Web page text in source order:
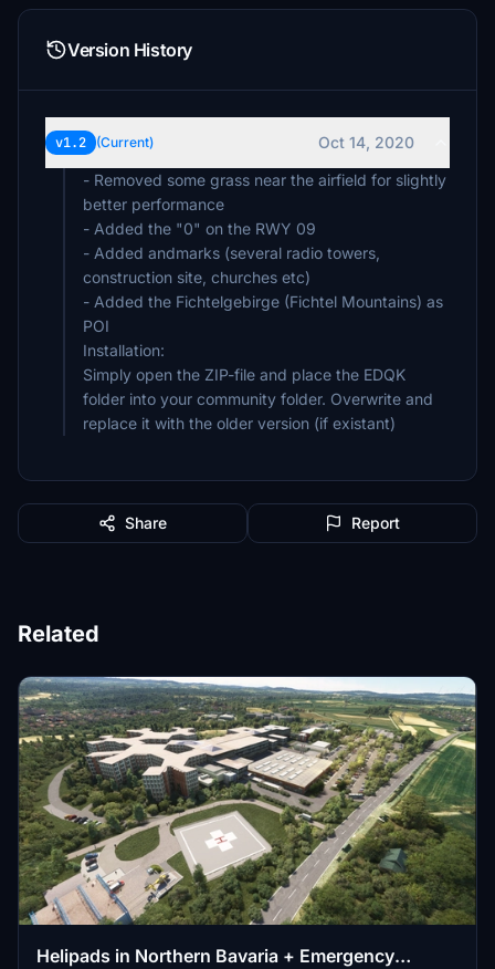
Version History
v1.2 (Current)
Oct 14, 2020
- Removed some grass near the airfield for slightly
better performance
- Added the "0" on the RWY 09
- Added andmarks (several radio towers,
construction site, churches etc)
- Added the Fichtelgebirge (Fichtel Mountains) as
POI
Installation:
Simply open the ZIP-file and place the EDQK
folder into your community folder. Overwrite and
replace it with the older version (if existant)
Share Report
Related
Helipads in Northern Bavaria + Emergency